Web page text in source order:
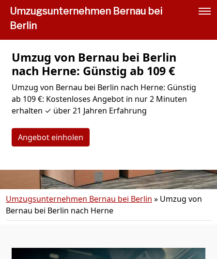
Umzugsunternehmen Bernau bei
Berlin
Umzug von Bernau bei Berlin
nach Herne: Günstig ab 109 €
Umzug von Bernau bei Berlin nach Herne: Günstig
ab 109 €: Kostenloses Angebot in nur 2 Minuten
erhalten ✓ über 21 Jahren Erfahrung
Angebot einholen
Umzugsunternehmen Bernau bei Berlin » Umzug von
Bernau bei Berlin nach Herne